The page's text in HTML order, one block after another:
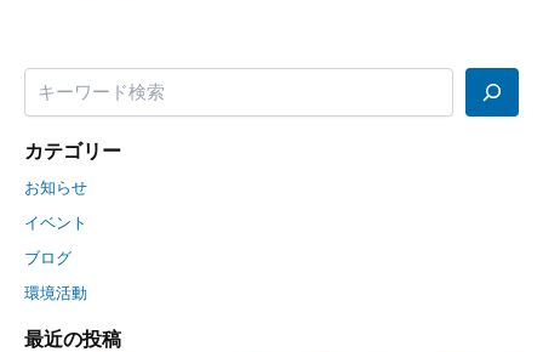
カテゴリー
お知らせ
イベント
ブログ
環境活動
最近の投稿